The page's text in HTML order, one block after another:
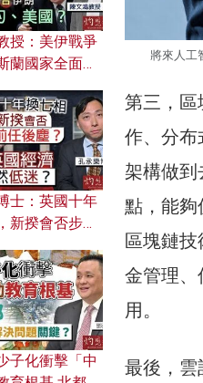
將來人工
第三，區
作、分布
架構做到
點，能夠
區塊鏈
金管理、
用。
最後，雲
授：美伊戰爭
蘭國家全面反
美國？
士：英國十年
新揆會否步前
然低迷？
子化衝擊「中